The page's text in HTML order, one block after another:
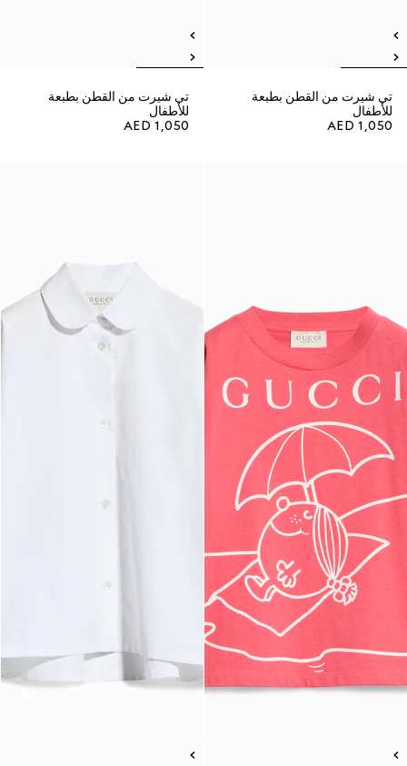
تي شيرت من القطن بطبعة
للأطفال
AED 1,050
تي شيرت من القطن بطبعة
للأطفال
AED 1,050